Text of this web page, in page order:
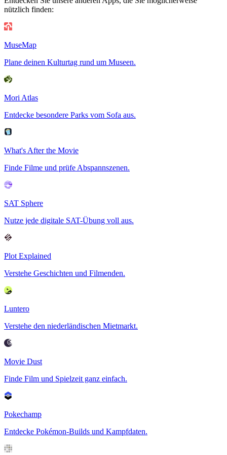
nützlich finden:
MuseMap
Plane deinen Kulturtag rund um Museen.
Mori Atlas
Entdecke besondere Parks vom Sofa aus.
What's After the Movie
Finde Filme und prüfe Abspannszenen.
SAT Sphere
Nutze jede digitale SAT-Übung voll aus.
Plot Explained
Verstehe Geschichten und Filmenden.
Luntero
Verstehe den niederländischen Mietmarkt.
Movie Dust
Finde Film und Spielzeit ganz einfach.
Pokechamp
Entdecke Pokémon-Builds und Kampfdaten.